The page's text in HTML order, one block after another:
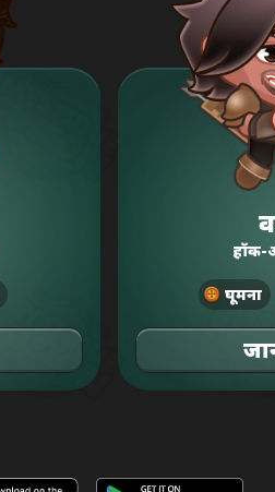
हॉक-
घूमना